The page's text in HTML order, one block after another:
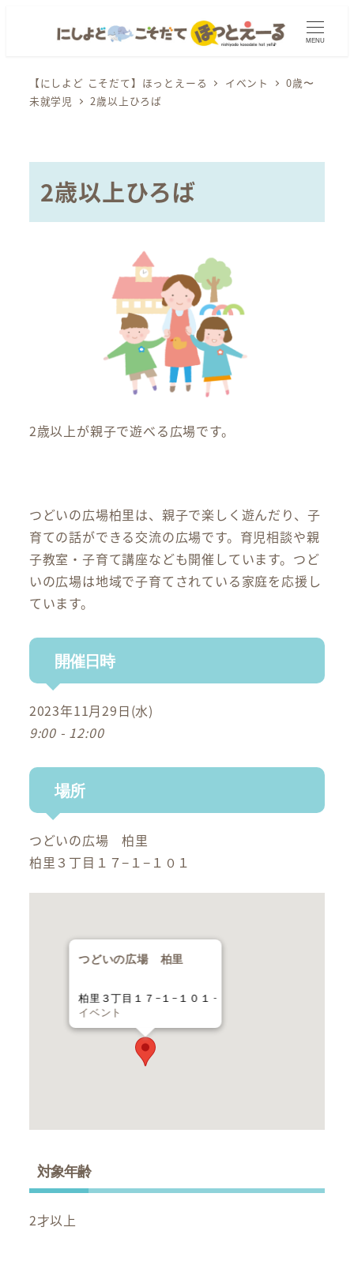
MENU
【にしよど こそだて】ほっとえーる イベント
0歳〜
未就学児
2歳以上ひろば
2歳以上ひろば
2歳以上が親子で遊べる広場です。
つどいの広場柏里は、親子で楽しく遊んだり、子
育ての話ができる交流の広場です。育児相談や親
子教室・子育て講座なども開催しています。つど
いの広場は地域で子育てされている家庭を応援し
ています。
開催日時
2023年11月29日(水)
9:00 - 12:00
場所
つどいの広場 柏里
柏里３丁目１７−１−１０１
つどいの広場 柏里
柏里３丁目１７−１−１０１ -
イベント
対象年齢
2才以上